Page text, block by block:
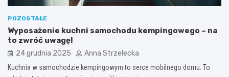
POZOSTAŁE
Wyposażenie kuchni samochodu kempingowego – na
to zwróć uwagę!
24 grudnia 2025 Anna Strzelecka
Kuchnia w samochodzie kempingowym to serce mobilnego domu. To